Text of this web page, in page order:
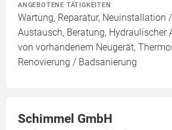
ANGEBOTENE TÄTIGKEITEN
Wartung, Reparatur, Neuinstallation
Austausch, Beratung, Hydraulischer
von vorhandenem Neugerät,
Renovierung / Badsanierung
Schimmel GmbH